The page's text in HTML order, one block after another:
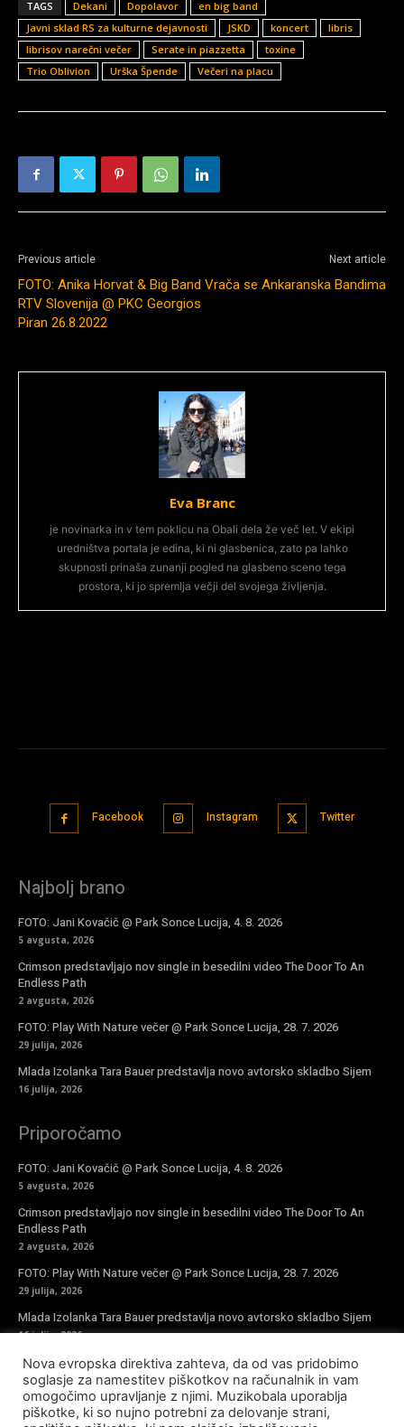
TAGS Dekani Dopolavor
en big band
Javni sklad RS za kulturne dejavnosti
JSKD koncert
libris
librisov narečni večer
Serate in piazzetta
toxine
Trio Oblivion
Urška Špende Večeri na placu
Previous article
FOTO: Anika Horvat & Big Band
RTV Slovenija @ PKC Georgios
Piran 26.8.2022
Next article
Vrača se Ankaranska Bandima
Eva Branc
je novinarka in v tem poklicu na Obali dela že več let. V ekipi
uredništva portala je edina, ki ni glasbenica, zato pa lahko
skupnosti prinaša zunanji pogled na glasbeno sceno tega
prostora, ki jo spremlja večji del svojega življenja.
Facebook Instagram Twitter
Najbolj brano
FOTO: Jani Kovačič @ Park Sonce Lucija, 4. 8. 2026
5 avgusta, 2026
Crimson predstavljajo nov single in besedilni video The Door To An
Endless Path
2 avgusta, 2026
FOTO: Play With Nature večer @ Park Sonce Lucija, 28. 7. 2026
29 julija, 2026
Mlada Izolanka Tara Bauer predstavlja novo avtorsko skladbo Sijem
16 julija, 2026
Priporočamo
FOTO: Jani Kovačič @ Park Sonce Lucija, 4. 8. 2026
5 avgusta, 2026
Crimson predstavljajo nov single in besedilni video The Door To An
Endless Path
2 avgusta, 2026
FOTO: Play With Nature večer @ Park Sonce Lucija, 28. 7. 2026
29 julija, 2026
Mlada Izolanka Tara Bauer predstavlja novo avtorsko skladbo Sijem
16 julija, 2026
Vpiši se v novičke
Nova evropska direktiva zahteva, da od vas pridobimo
soglasje za namestitev piškotkov na računalnik in vam
omogočimo upravljanje z njimi. Muzikobala uporablja
piškotke, ki so nujno potrebni za delovanje strani,